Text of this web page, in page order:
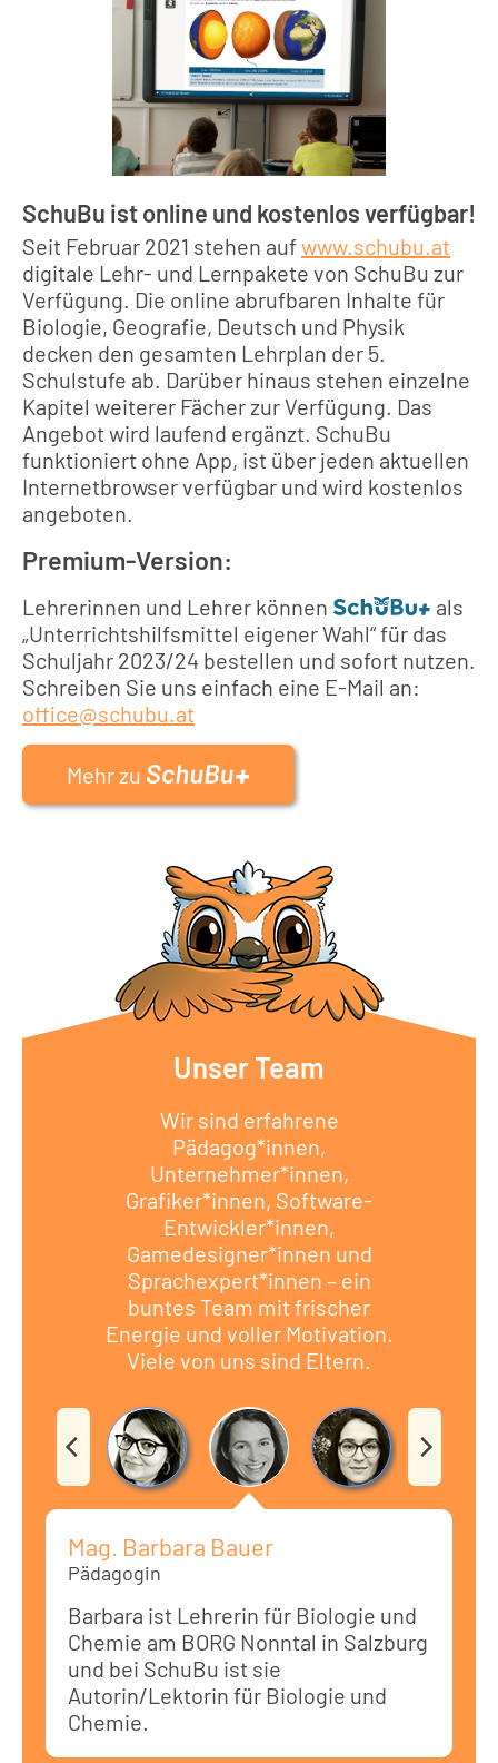
SchuBu ist online und kostenlos verfügbar!
Seit Februar 2021 stehen aufwww.schubu.at
digitale Lehr- und Lernpakete von SchuBu zur
Verfügung. Die online abrufbaren Inhalte für
Biologie, Geografie, Deutsch und Physik
decken den gesamten Lehrplan der 5.
Schulstufe ab. Darüber hinaus stehen einzelne
Kapitel weiterer Fächer zur Verfügung. Das
Angebot wird laufend ergänzt. SchuBu
funktioniert ohne App, ist über jeden aktuellen
Internetbrowser verfügbar und wird kostenlos
angeboten.
Premium-Version:
Lehrerinnen und Lehrer können
als
„Unterrichtshilfsmittel eigener Wahl“ für das
Schuljahr 2023/24 bestellen und sofort nutzen.
Schreiben Sie uns einfach eine E-Mail an:
office@schubu.at
Mehr zu
Unser Team
Wir sind erfahrene
Pädagog*innen,
Unternehmer*innen,
Grafiker*innen, Software-
Entwickler*innen,
Gamedesigner*innen und
Sprachexpert*innen – ein
buntes Team mit frischer
Energie und voller Motivation.
Viele von uns sind Eltern.
Mag. Barbara Bauer
Pädagogin
Barbara ist Lehrerin für Biologie und
Chemie am BORG Nonntal in Salzburg
und bei SchuBu ist sie
Autorin/Lektorin für Biologie und
Chemie.